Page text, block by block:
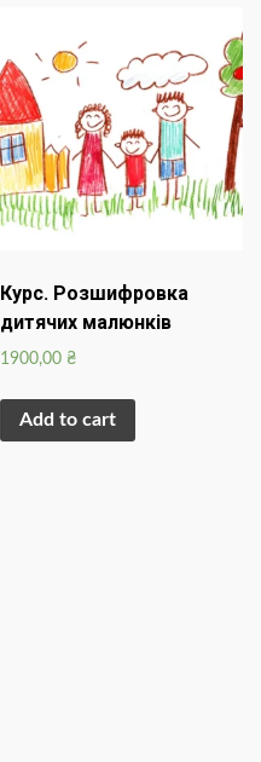
Курс. Розшифровка
дитячих малюнків
1900,00₴
Add to cart